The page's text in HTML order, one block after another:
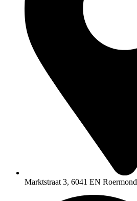
Marktstraat 3, 6041 EN Roermond